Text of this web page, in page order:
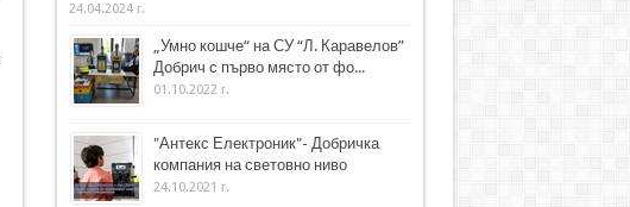
24.04.2024 г.
„Умно кошче“ на СУ “Л. Каравелов”
Добрич с първо място от фо...
01.10.2022 г.
"Антекс Електроник"- Добричка
компания на световно ниво
24.10.2021 г.